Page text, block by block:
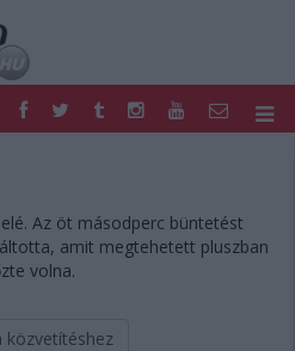
HAZAI
EGYÉB
SHOP
PONTÁLLÁSOK
Az öt másodperc büntetést
amit megtehetett pluszban
volna.
közvetítéshez